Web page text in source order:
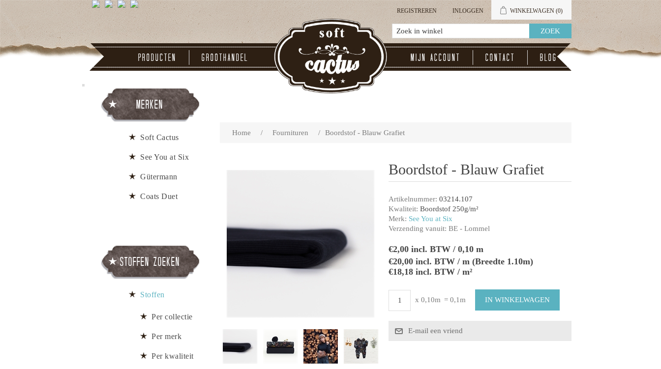
REGISTREREN INLOGGEN WINKELWAGEN (0)
Producten Groothandel Mijn account Contact Blog
Home / Fournituren / Boordstof - Blauw Grafiet
Boordstof - Blauw Grafiet
Artikelnummer: 03214.107
Kwaliteit: Boordstof 250g/m²
Merk: See You at Six
Verzending vanuit: BE - Lommel
€2,00 incl. BTW / 0,10 m
€20,00 incl. BTW / m (Breedte 1.10m)
€18,18 incl. BTW / m²
x 0,10m = 0,1m
Merken
Soft Cactus
See You at Six
Gütermann
Coats Duet
Stoffen zoeken
Stoffen
Per collectie
Per merk
Per kwaliteit